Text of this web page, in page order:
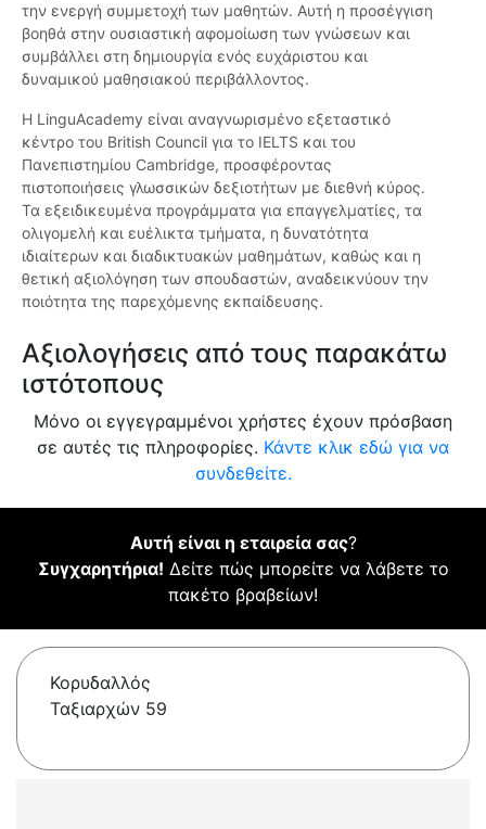
την ενεργή συμμετοχή των μαθητών. Αυτή η προσέγγιση
βοηθά στην ουσιαστική αφομοίωση των γνώσεων και
συμβάλλει στη δημιουργία ενός ευχάριστου και
δυναμικού μαθησιακού περιβάλλοντος.
Η LinguAcademy είναι αναγνωρισμένο εξεταστικό
κέντρο του British Council για το IELTS και του
Πανεπιστημίου Cambridge, προσφέροντας
πιστοποιήσεις γλωσσικών δεξιοτήτων με διεθνή κύρος.
Τα εξειδικευμένα προγράμματα για επαγγελματίες, τα
ολιγομελή και ευέλικτα τμήματα, η δυνατότητα
ιδιαίτερων και διαδικτυακών μαθημάτων, καθώς και η
θετική αξιολόγηση των σπουδαστών, αναδεικνύουν την
ποιότητα της παρεχόμενης εκπαίδευσης.
Αξιολογήσεις από τους παρακάτω
ιστότοπους
Μόνο οι εγγεγραμμένοι χρήστες έχουν πρόσβαση
σε αυτές τις πληροφορίες. Κάντε κλικ εδώ για να
συνδεθείτε.
Αυτή είναι η εταιρεία σας?
Συγχαρητήρια! Δείτε πώς μπορείτε να λάβετε το
πακέτο βραβείων!
Κορυδαλλός
Ταξιαρχών 59